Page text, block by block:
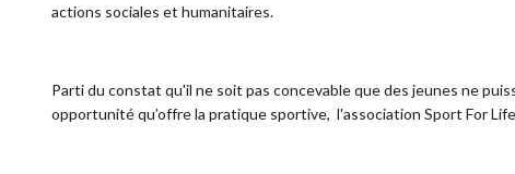
actions sociales et humanitaires.
Parti du constat qu'il ne soit pas concevable que des jeunes ne
opportunité qu’offre la pratique sportive, l'association Sport For